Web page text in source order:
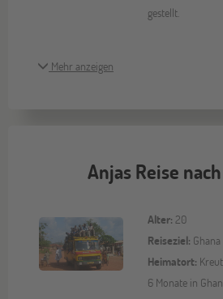
gestellt.
Mehr anzeigen
Anjas Reise
Alter: 20
Reiseziel: Ghana
Heimatort:
6 Monate in